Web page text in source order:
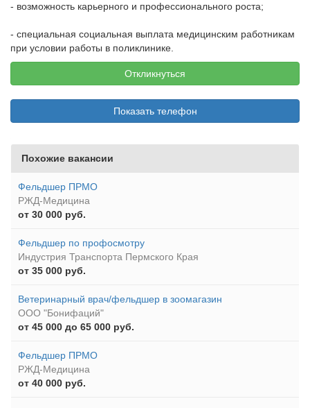
- возможность карьерного и профессионального роста;
- специальная социальная выплата медицинским работникам
при условии работы в поликлинике.
Откликнуться
Показать телефон
Похожие вакансии
Фельдшер ПРМО
РЖД-Медицина
от 30 000 руб.
Фельдшер по профосмотру
Индустрия Транспорта Пермского Края
от 35 000 руб.
Ветеринарный врач/фельдшер в зоомагазин
ООО "Бонифаций"
от 45 000 до 65 000 руб.
Фельдшер ПРМО
РЖД-Медицина
от 40 000 руб.